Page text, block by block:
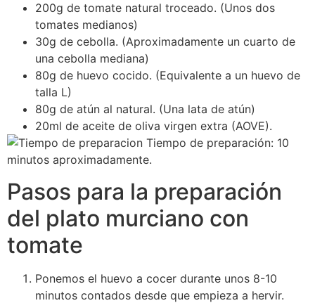
200g de tomate natural troceado. (Unos dos
tomates medianos)
30g de cebolla. (Aproximadamente un cuarto de
una cebolla mediana)
80g de huevo cocido. (Equivalente a un huevo de
talla L)
80g de atún al natural. (Una lata de atún)
20ml de aceite de oliva virgen extra (AOVE).
Tiempo de preparación: 10
minutos aproximadamente.
Pasos para la preparación
del plato murciano con
tomate
Ponemos el huevo a cocer durante unos 8-10
minutos contados desde que empieza a hervir.